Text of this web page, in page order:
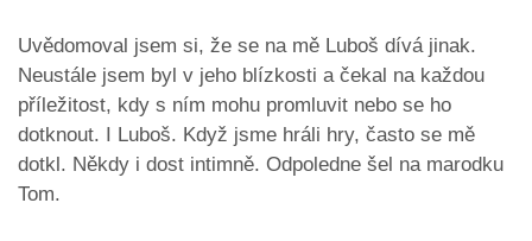
Uvědomoval jsem si, že se na mě Luboš dívá jinak.
Neustále jsem byl v jeho blízkosti a čekal na každou
příležitost, kdy s ním mohu promluvit nebo se ho
dotknout. I Luboš. Když jsme hráli hry, často se mě
dotkl. Někdy i dost intimně. Odpoledne šel na marodku
Tom.